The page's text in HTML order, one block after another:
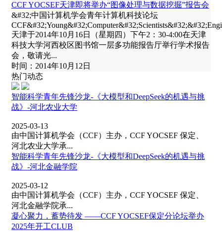
CCF YOCSEF天津即将举办“图像处理与数据挖掘”报告会
&#32;中国计算机学会青年计算机科技论坛
天津于2014年10月16日（星期四）下午2：30-4:00在天津
科技大学河西校区图书馆一层多功能报告厅举行学术报告
会，敬请光...
时间：2014年10月12日
热门动态
智能科学青年先锋沙龙-《大模型和DeepSeek的机遇与挑
战》-河北农业大学
2025-03-13
由中国计算机学会（CCF）主办，CCF YOCSEF 保定、
河北农业大学承...
智能科学青年先锋沙龙-《大模型和DeepSeek的机遇与挑
战》-河北金融学院
2025-03-12
由中国计算机学会（CCF）主办，CCF YOCSEF 保定、
河北金融学院承...
凝心聚力，蓄势待发 ——CCF YOCSEF保定分论坛举办
2025年开工CLUB